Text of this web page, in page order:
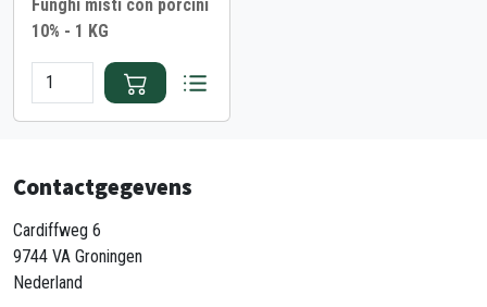
Funghi misti con porcini
10% - 1 KG
Contactgegevens
Cardiffweg 6
9744 VA Groningen
Nederland